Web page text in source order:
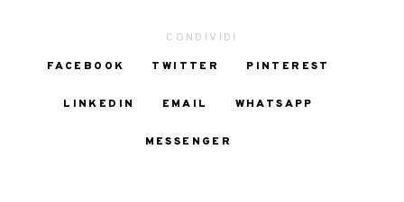
CONDIVIDI
FACEBOOK
TWITTER PINTEREST
LINKEDIN EMAIL WHATSAPP
MESSENGER